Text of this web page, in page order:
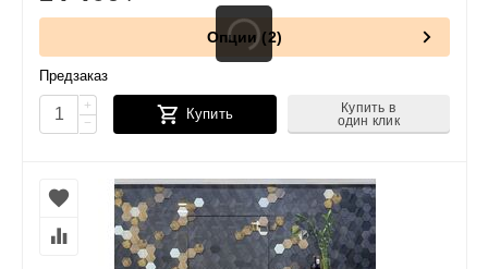
Опции (2)
Предзаказ
+
−
Купить
Купить в
один клик